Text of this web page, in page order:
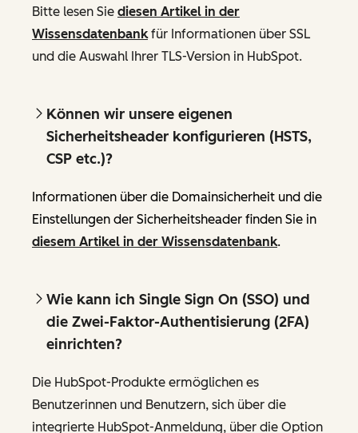
Bitte lesen Sie diesen Artikel in der
Wissensdatenbankfür Informationen über SSL
und die Auswahl Ihrer TLS-Version in HubSpot.
Können wir unsere eigenen
Sicherheitsheader konfigurieren (HSTS,
CSP etc.)?
Informationen über die Domainsicherheit und die
Einstellungen der Sicherheitsheader finden Sie in
diesem Artikel in der Wissensdatenbank.
Wie kann ich Single Sign On (SSO) und
die Zwei-Faktor-Authentisierung (2FA)
einrichten?
Die HubSpot-Produkte ermöglichen es
Benutzerinnen und Benutzern, sich über die
integrierte HubSpot-Anmeldung, über die Option